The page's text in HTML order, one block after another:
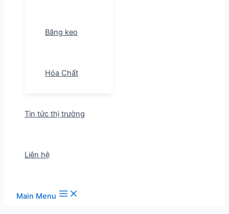
Băng keo
Hóa Chất
Tin tức thị trường
Liên hệ
Main Menu